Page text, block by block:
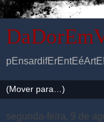
pEnsardifErEntEéArtE!
segunda-feira, 9 de